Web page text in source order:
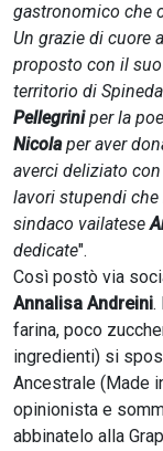
gastronomico che
Un grazie di cuore
proposto con il
territorio di
Pellegriniper la
Nicolaper aver
averci deliziato
lavori stupendi
sindaco vailatese
dedicate".
Così postò via
Annalisa Andreini.
farina, poco
ingredienti) si
Ancestrale (Made
opinionista e
abbinatelo alla